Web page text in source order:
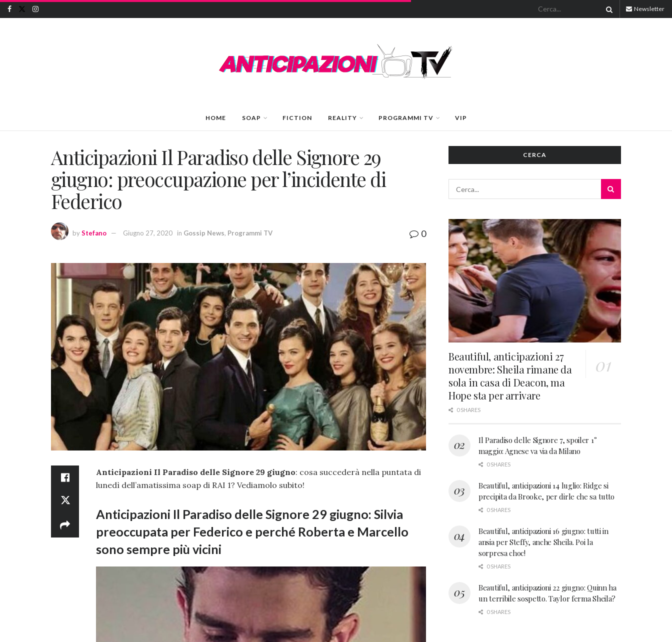
Newsletter
HOME SOAP FICTION REALITY PROGRAMMI TV VIP
Anticipazioni Il Paradiso delle Signore 29
giugno: preoccupazione per l’incidente di
Federico
byStefano Giugno 27, 2020 in Gossip News, Programmi TV 0
Anticipazioni Il Paradiso delle Signore 29 giugno: cosa succederà nella puntata di
lunedì dell’amatissima soap di RAI 1? Vediamolo subito!
Anticipazioni Il Paradiso delle Signore 29 giugno: Silvia
preoccupata per Federico e perché Roberta e Marcello
sono sempre più vicini
CERCA
Beautiful, anticipazioni 27
novembre: Sheila rimane da
sola in casa di Deacon, ma
Hope sta per arrivare
0 SHARES
Il Paradiso delle Signore 7, spoiler 1°
maggio: Agnese va via da Milano
0 SHARES
Beautiful, anticipazioni 14 luglio: Ridge si
precipita da Brooke, per dirle che sa tutto
0 SHARES
Beautiful, anticipazioni 16 giugno: tutti in
ansia per Steffy, anche Sheila. Poi la
sorpresa choc!
0 SHARES
Beautiful, anticipazioni 22 giugno: Quinn ha
un terribile sospetto. Taylor ferma Sheila?
0 SHARES